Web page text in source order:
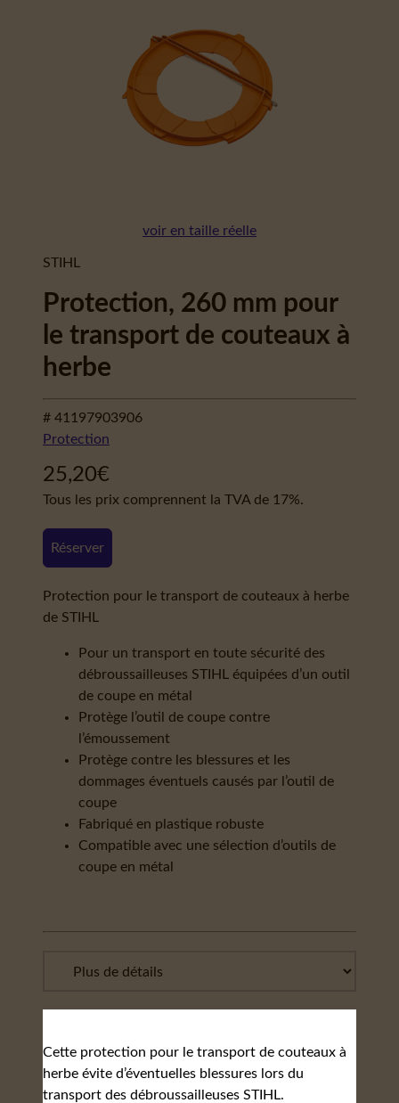
voir en taille réelle
STIHL
Protection, 260 mm pour
le transport de couteaux à
herbe
# 41197903906
Protection
25,20€
Tous les prix comprennent la TVA de 17%.
Réserver
Protection pour le transport de couteaux à herbe
de STIHL
Pour un transport en toute sécurité des
débroussailleuses STIHL équipées d’un outil
de coupe en métal
Protège l’outil de coupe contre
l’émoussement
Protège contre les blessures et les
dommages éventuels causés par l’outil de
coupe
Fabriqué en plastique robuste
Compatible avec une sélection d’outils de
coupe en métal
Cette protection pour le transport de couteaux à
herbe évite d’éventuelles blessures lors du
transport des débroussailleuses STIHL.